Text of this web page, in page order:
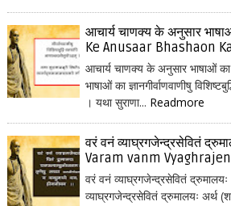
आचार्य चाणक्य के अनुसार
Ke Anusaar Bhashaon
आचार्य चाणक्य के अनुसार भाषाओं
भाषाओं का ज्ञानगीर्वाणवाणीषु
। यथा सुराणा... Readmore
वरं वनं व्याघ्रगजेन्द्रसेवितं
Varam vanm
वरं वनं व्याघ्रगजेन्द्रसेवितं द्रुमालयः
व्याघ्रगजेन्द्रसेवितं द्रुमालयः अर्थ